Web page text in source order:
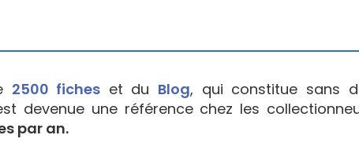
2500 fiches et du Blog, qui constitue sans
devenue une référence chez les
par an.